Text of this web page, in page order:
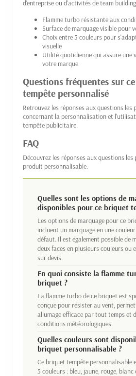
d'entreprise ou d'activités de team
Flamme turbo résistante aux
Surface de marquage visible pour
Choix entre 5 couleurs pour
visuelle
Utilité quotidienne qui assure une
votre marque
Questions fréquentes sur
tempête personnalisé
Retrouvez les réponses aux questions les
concernant la personnalisation et
tempête publicitaire.
FAQ
Découvrez les réponses aux questions
produit personnalisable.
Quelles sont les options de
disponibles pour ce briquet
Les options de marquage pour ce
incluent un marquage en une
défaut. Il est également possible de
deux faces en plusieurs couleurs ou
sur devis.
En quoi consiste la flamme
briquet ?
La flamme turbo de ce briquet est
conçue pour résister au vent,
allumage efficace par tout temps et
conditions météorologiques.
Quelles couleurs sont
briquet personnalisable ?
Ce briquet tempête personnalisable
5 couleurs : bleu, jaune, rouge,